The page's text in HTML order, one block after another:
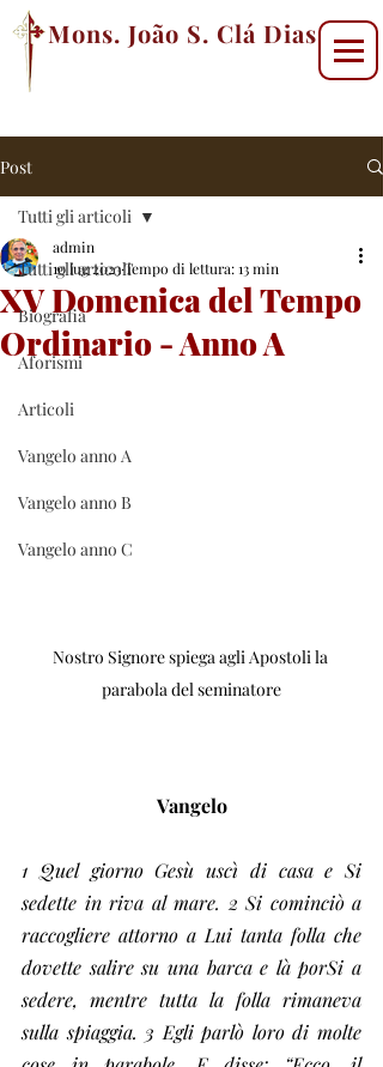
Mons. João S. Clá Dias
Post
Tutti gli articoli
Biografia
Aforismi
Articoli
Vangelo anno A
Vangelo anno B
Vangelo anno C
Tutti gli articoli
XV Domenica del Tempo
Ordinario - Anno A
admin
10 lug 2023Tempo di lettura: 13 min
Nostro Signore spiega agli Apostoli la
parabola del seminatore
Vangelo
1 Quel giorno Gesù uscì di casa e Si
sedette in riva al mare. 2 Si cominciò a
raccogliere attorno a Lui tanta folla che
dovette salire su una barca e là porSi a
sedere, mentre tutta la folla rimaneva
sulla spiaggia. 3 Egli parlò loro di molte